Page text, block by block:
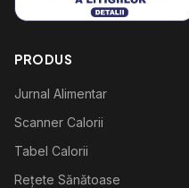
PRODUS
Jurnal Alimentar
Scanner Calorii
Tabel Calorii
Rețete Sănătoase